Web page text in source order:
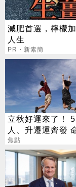
減肥首選，檸檬
人生
PR・新素簡
立秋好運來了！
人、升遷運齊發
把握黃金轉運期
焦點